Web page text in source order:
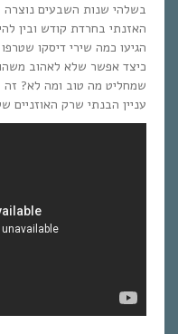
בשלהי שנות השבעים נוצרה
האזנתי בחרדת קודש ובין
הגיעו כמה שירי דיסקו
כיצד אפשר שלא לאהוב
שמחליט מה טוב ומה לא? זה
עניין הבנתי שרק האוזניים